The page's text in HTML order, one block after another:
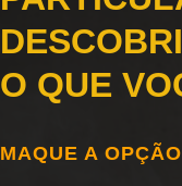
O QUE
MAQUE A